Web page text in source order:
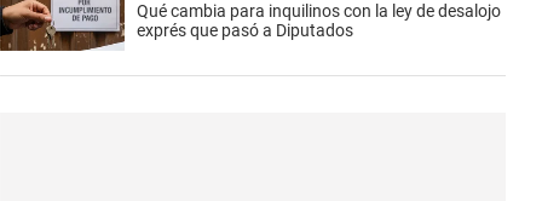
Qué cambia para inquilinos con la ley de desalojo
exprés que pasó a Diputados